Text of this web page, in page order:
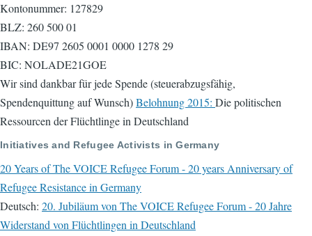
Kontonummer: 127829
BLZ: 260 500 01
IBAN: DE97 2605 0001 0000 1278 29
BIC: NOLADE21GOE
Wir sind dankbar für jede Spende (steuerabzugsfähig,
Spendenquittung auf Wunsch)Belohnung 2015: Die politischen
Ressourcen der Flüchtlinge in Deutschland
Initiatives and Refugee Activists in Germany
20 Years of The VOICE Refugee Forum - 20 years Anniversary of
Refugee Resistance in Germany
Deutsch: 20. Jubiläum von The VOICE Refugee Forum - 20 Jahre
Widerstand von Flüchtlingen in Deutschland